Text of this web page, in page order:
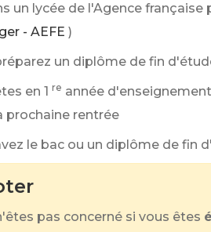
un lycée de l'Agence
- AEFE )
un diplôme de fin
en 1 re année
prochaine rentrée
le bac ou un diplôme de fin
pas concerné si vous êtes